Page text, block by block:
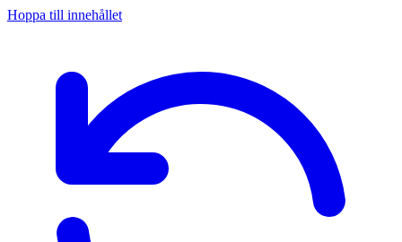
Hoppa till innehållet